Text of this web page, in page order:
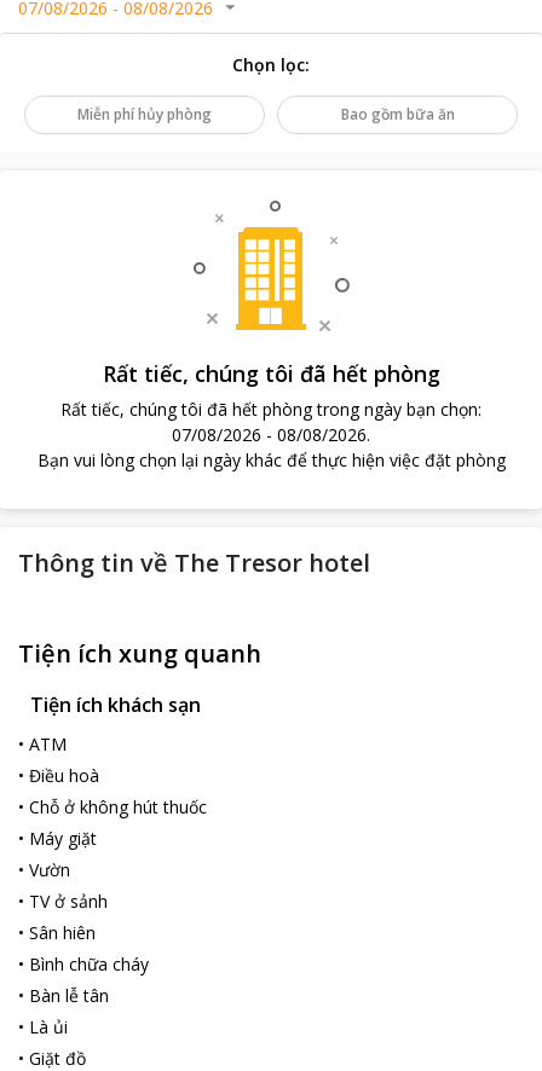
07/08/2026 - 08/08/2026
Chọn lọc:
Miễn phí hủy phòng Bao gồm bữa ăn
Rất tiếc, chúng tôi đã hết phòng
Rất tiếc, chúng tôi đã hết phòng trong ngày bạn chọn:
07/08/2026 - 08/08/2026.
Bạn vui lòng chọn lại ngày khác để thực hiện việc đặt phòng
Thông tin về The Tresor hotel
Tiện ích xung quanh
Tiện ích khách sạn
• ATM
• Điều hoà
• Chỗ ở không hút thuốc
• Máy giặt
• Vườn
• TV ở sảnh
• Sân hiên
• Bình chữa cháy
• Bàn lễ tân
• Là ủi
• Giặt đồ